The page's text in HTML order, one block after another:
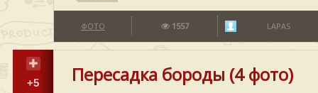
ФОТО 1557 LAPAS
+5 Пересадка бороды (4 фото)